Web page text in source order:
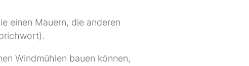
einen Mauern, die anderen
Windmühlen bauen können,